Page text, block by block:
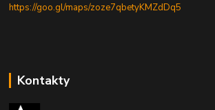
https://goo.gl/maps/zoze7qbetyKMZdDq5
Kontakty